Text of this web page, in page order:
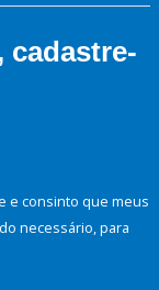
cadastre-
e consinto que meus
necessário, para